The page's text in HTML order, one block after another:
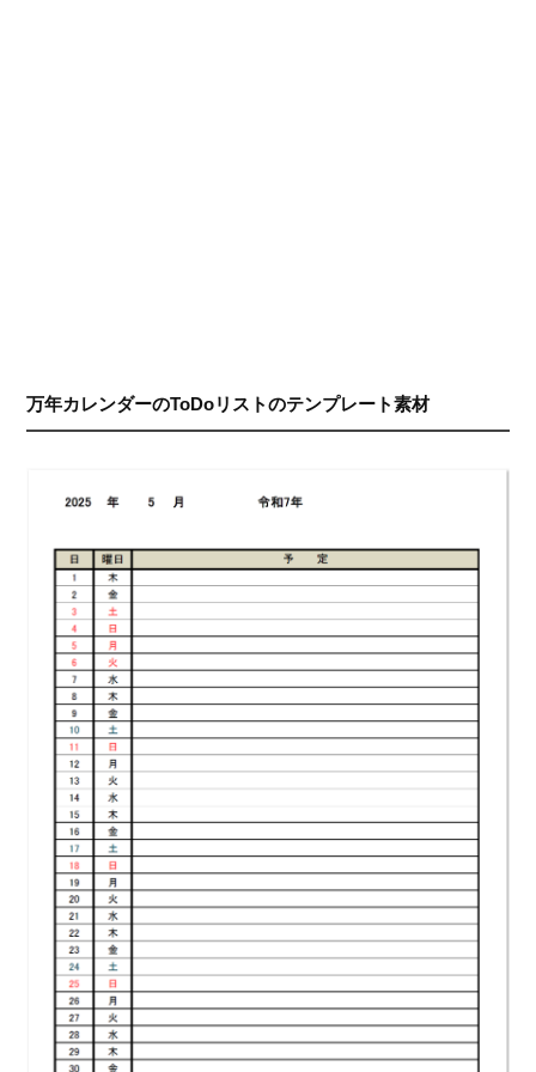
万年カレンダーのToDoリストのテンプレート素材